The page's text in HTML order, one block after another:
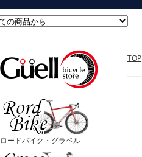
TOP
ロードバイク・グラベル